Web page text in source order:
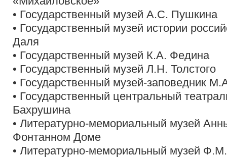
• Государственный музей А.С. Пушкина
• Государственный музей истории
Даля
• Государственный музей К.А. Федина
• Государственный музей Л.Н. Толстого
• Государственный музей-заповедник
• Государственный центральный
Бахрушина
• Литературно-мемориальный музей
Фонтанном Доме
• Литературно-мемориальный музей Ф.М.